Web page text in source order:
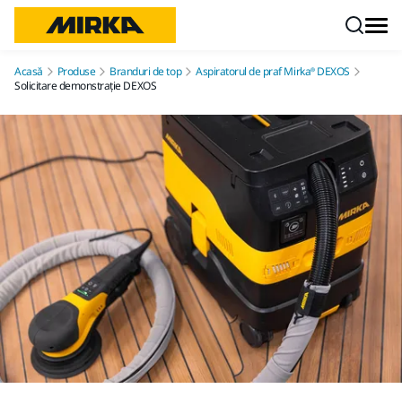
Acasă Produse Branduri de top
Aspiratorul de praf Mirka® DEXOS
Solicitare demonstrație DEXOS